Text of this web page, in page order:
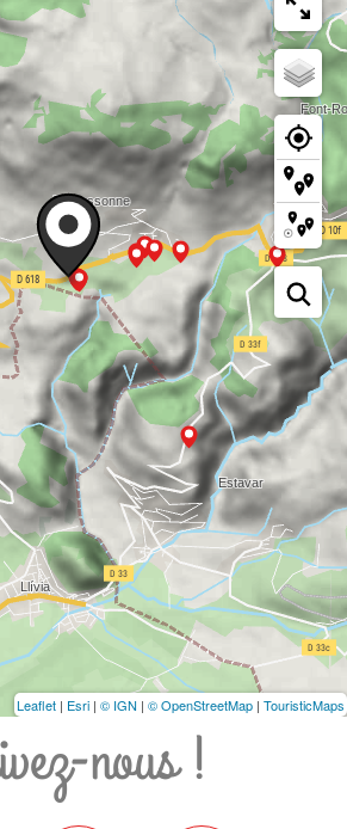
Leaflet | Esri | © IGN | © OpenStreetMap | TouristicMaps
nous !